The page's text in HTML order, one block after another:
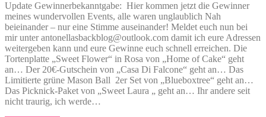
Update Gewinnerbekanntgabe: Hier kommen jetzt die Gewinner
meines wundervollen Events, alle waren unglaublich Nah
beieinander – nur eine Stimme auseinander! Meldet euch nun bei
mir unter antonellasbackblog@outlook.com damit ich eure Adressen
weitergeben kann und eure Gewinne euch schnell erreichen. Die
Tortenplatte „Sweet Flower“ in Rosa von „Home of Cake“ geht
an… Der 20€-Gutschein von „Casa Di Falcone“ geht an… Das
Limitierte grüne Mason Ball 2er Set von „Blueboxtree“ geht an…
Das Picknick-Paket von „Sweet Laura „ geht an… Ihr andere seit
nicht traurig, ich werde…